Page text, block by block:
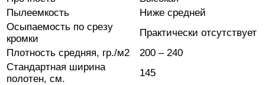
Пылеемкость
Ниже средней
Осыпаемость по срезу
кромки
Практически отсутствует
Плотность средняя, гр./м2
200 – 240
Стандартная ширина
полотен, см.
145